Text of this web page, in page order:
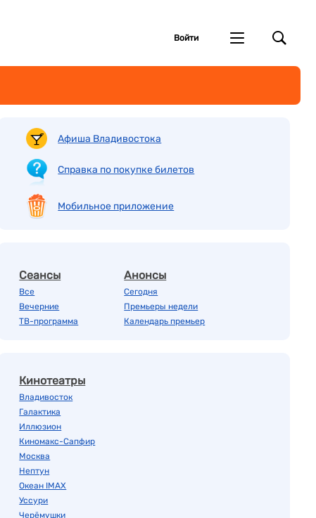
Войти
Афиша Владивостока
Справка по покупке билетов
Мобильное приложение
Сеансы
Все
Вечерние
ТВ-программа
Анонсы
Сегодня
Премьеры недели
Календарь премьер
Кинотеатры
Владивосток
Галактика
Иллюзион
Киномакс-Сапфир
Москва
Нептун
Океан IMAX
Уссури
Черёмушки